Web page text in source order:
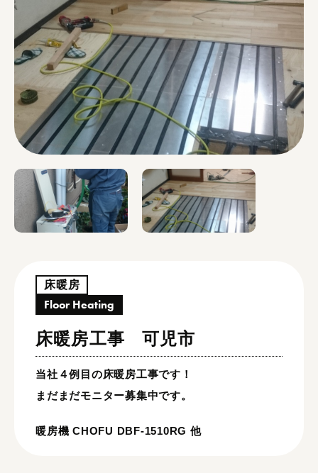
床暖房
Floor Heating
床暖房工事 可児市
当社４例目の床暖房工事です！
まだまだモニター募集中です。
暖房機 CHOFU DBF-1510RG 他